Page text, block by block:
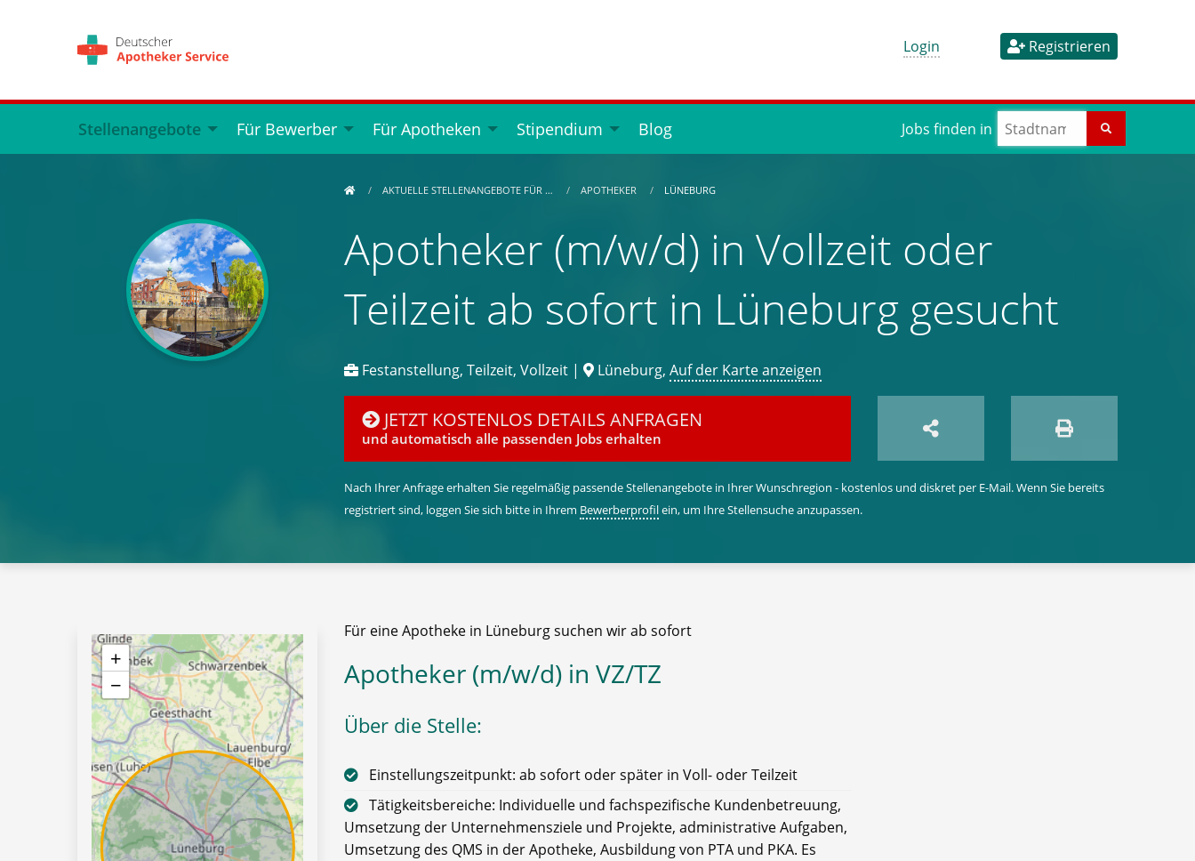
Login Registrieren
Stellenangebote Für Bewerber Für Apotheken Stipendium Blog Jobs finden in
AKTUELLE STELLENANGEBOTE FÜR … APOTHEKER LÜNEBURG
Apotheker (m/w/d) in Vollzeit oder
Teilzeit ab sofort in Lüneburg gesucht
Festanstellung, Teilzeit, Vollzeit | Lüneburg, Auf der Karte anzeigen
JETZT KOSTENLOS DETAILS ANFRAGEN
und automatisch alle passenden Jobs erhalten
Nach Ihrer Anfrage erhalten Sie regelmäßig passende Stellenangebote in Ihrer Wunschregion - kostenlos und diskret per E-Mail. Wenn Sie bereits
registriert sind, loggen Sie sich bitte in Ihrem Bewerberprofilein, um Ihre Stellensuche anzupassen.
Für eine Apotheke in Lüneburg suchen wir ab sofort
Apotheker (m/w/d) in VZ/TZ
Über die Stelle:
Einstellungszeitpunkt: ab sofort oder später in Voll- oder Teilzeit
Tätigkeitsbereiche: Individuelle und fachspezifische Kundenbetreuung,
Umsetzung der Unternehmensziele und Projekte, administrative Aufgaben,
Umsetzung des QMS in der Apotheke, Ausbildung von PTA und PKA. Es
+
−